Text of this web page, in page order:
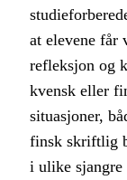
at elevene får
refleksjon og
kvensk eller
situasjoner,
finsk skriftlig
i ulike